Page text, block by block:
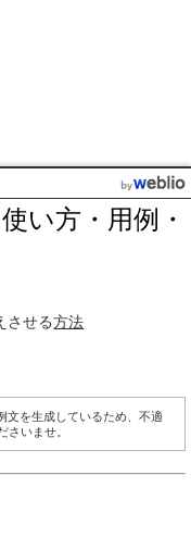
い方・用例・
させる方法
文を生成しているため、不適
さいませ。